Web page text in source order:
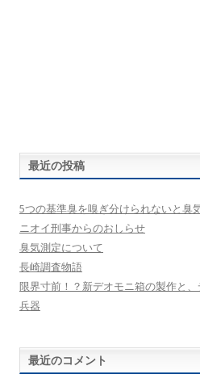
最近の投稿
5つの基準臭を嗅ぎ分けられないと臭
ニオイ刑事からのおしらせ
臭気測定について
長崎調査物語
限界寸前！？新デオモニ箱の製作と
兵器
最近のコメント